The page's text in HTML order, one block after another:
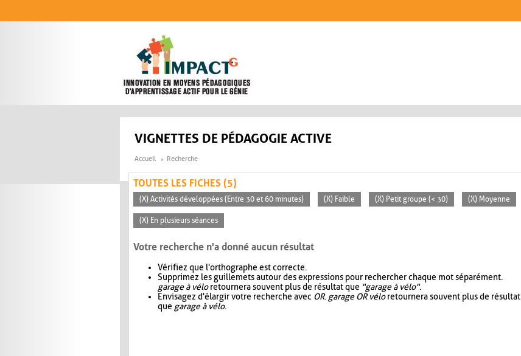
VIGNETTES DE PÉDAGOGIE ACTIVE
Accueil Recherche
TOUTES LES FICHES (5)
(X) Activités développées (Entre 30 et 60 minutes) (X) Faible (X) Petit groupe (< 30) (X) Moyenne
(X) En plusieurs séances
Votre recherche n'a donné aucun résultat
Vérifiez que l'orthographe est correcte.
Supprimez les guillemets autour des expressions pour rechercher chaque mot séparément.
garage à véloretournera souvent plus de résultat que "garage à vélo".
Envisagez d'élargir votre recherche avec OR. garage OR véloretournera souvent plus de résultat
que garage à vélo.